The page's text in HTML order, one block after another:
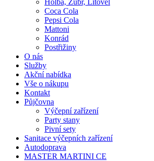
Holba, Zubr, Litovel
Coca Cola
Pepsi Cola
Mattoni
Konrád
Postřižiny
O nás
Služby
Akční nabídka
Vše o nákupu
Kontakt
Půjčovna
Výčepní zařízení
Party stany
Pivní sety
Sanitace výčepních zařízení
Autodoprava
MASTER MARTINI CE